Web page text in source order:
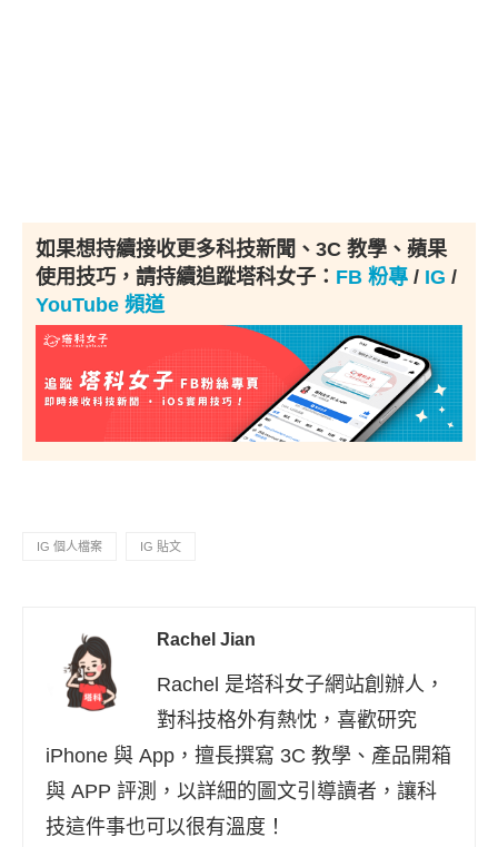
如果想持續接收更多科技新聞、3C 教學、蘋果
使用技巧，請持續追蹤塔科女子： FB 粉專 / IG /
YouTube 頻道
IG 個人檔案 IG 貼文
Rachel Jian
Rachel 是塔科女子網站創辦人，
對科技格外有熱忱，喜歡研究
iPhone 與 App，擅長撰寫 3C 教學、產品開箱
與 APP 評測，以詳細的圖文引導讀者，讓科
技這件事也可以很有溫度！